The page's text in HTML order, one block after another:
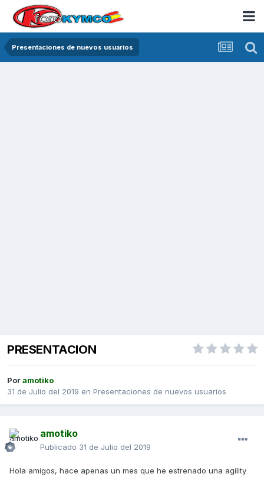
Presentaciones de nuevos usuarios
PRESENTACION
Poramotiko
31 de Julio del 2019 en Presentaciones de nuevos usuarios
amotiko
Publicado 31 de Julio del 2019
Hola amigos, hace apenas un mes que he estrenado una agility